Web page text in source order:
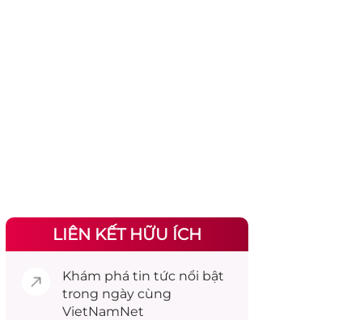
LIÊN KẾT HỮU ÍCH
Khám phá tin tức nổi bật
trong ngày cùng
VietNamNet